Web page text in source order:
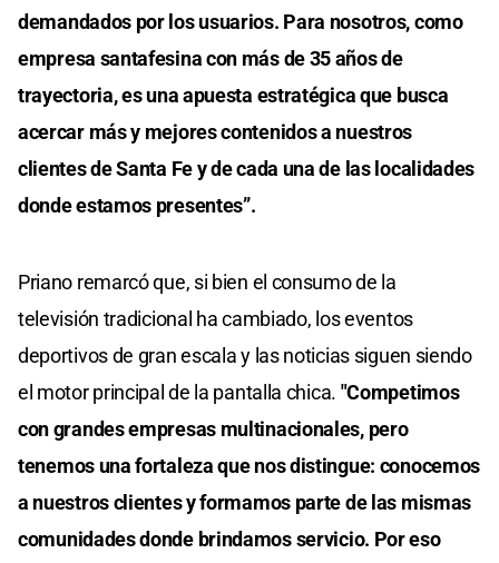
demandados por los usuarios. Para nosotros, como
empresa santafesina con más de 35 años de
trayectoria, es una apuesta estratégica que busca
acercar más y mejores contenidos a nuestros
clientes de Santa Fe y de cada una de las localidades
donde estamos presentes”.
Priano remarcó que, si bien el consumo de la
televisión tradicional ha cambiado, los eventos
deportivos de gran escala y las noticias siguen siendo
el motor principal de la pantalla chica. "Competimos
con grandes empresas multinacionales, pero
tenemos una fortaleza que nos distingue: conocemos
a nuestros clientes y formamos parte de las mismas
comunidades donde brindamos servicio. Por eso